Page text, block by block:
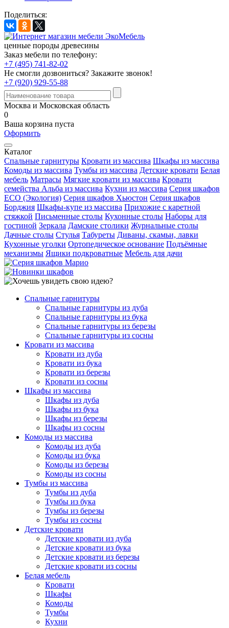
Поделиться:
ценные породы древесины
Заказ мебели по телефону:
+7 (495) 741-82-02
Не смогли дозвониться? Закажите звонок!
+7 (920) 929-55-88
Москва и Московская область
0
Ваша корзина пуста
Оформить
Каталог
Спальные гарнитуры Кровати из массива Шкафы из массива
Комоды из массива Тумбы из массива Детские кровати Белая
мебель Матрасы Мягкие кровати из массива Кровати
семейства Альба из массива Кухни из массива Серия шкафов
ECO (Экология) Серия шкафов Хьюстон Серия шкафов
Борджия Шкафы-купе из массива Прихожие с каретной
стяжкой Письменные столы Кухонные столы Наборы для
гостиной Зеркала Дамские столики Журнальные столы
Дачные столы Стулья Табуреты Диваны, скамьи, лавки
Кухонные уголки Ортопедическое основание Подъёмные
механизмы Ящики подкроватные Мебель для дачи
Спальные гарнитуры
Спальные гарнитуры из дуба
Спальные гарнитуры из бука
Спальные гарнитуры из березы
Спальные гарнитуры из сосны
Кровати из массива
Кровати из дуба
Кровати из бука
Кровати из березы
Кровати из сосны
Шкафы из массива
Шкафы из дуба
Шкафы из бука
Шкафы из березы
Шкафы из сосны
Комоды из массива
Комоды из дуба
Комоды из бука
Комоды из березы
Комоды из сосны
Тумбы из массива
Тумбы из дуба
Тумбы из бука
Тумбы из березы
Тумбы из сосны
Детские кровати
Детские кровати из дуба
Детские кровати из бука
Детские кровати из березы
Детские кровати из сосны
Белая мебель
Кровати
Шкафы
Комоды
Тумбы
Кухни